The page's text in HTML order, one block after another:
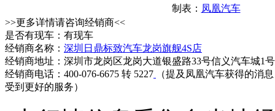
制表： 凤凰汽车
>>更多详情请咨询经销商<<
是否有现车：有现车
经销商名称： 深圳日鼎标致汽车龙岗旗舰4S店
经销商地址：深圳市龙岗区龙岗大道银盛路33号信义汽车城1
经销商电话：400-076-6675 转 5227
（提及凤凰汽车获得的消
受到更好的服务）